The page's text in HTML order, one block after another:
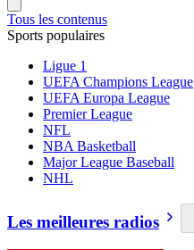
Tous les contenus
Sports populaires
Ligue 1
UEFA Champions League
UEFA Europa League
Premier League
NFL
NBA Basketball
Major League Baseball
NHL
Les meilleures radios